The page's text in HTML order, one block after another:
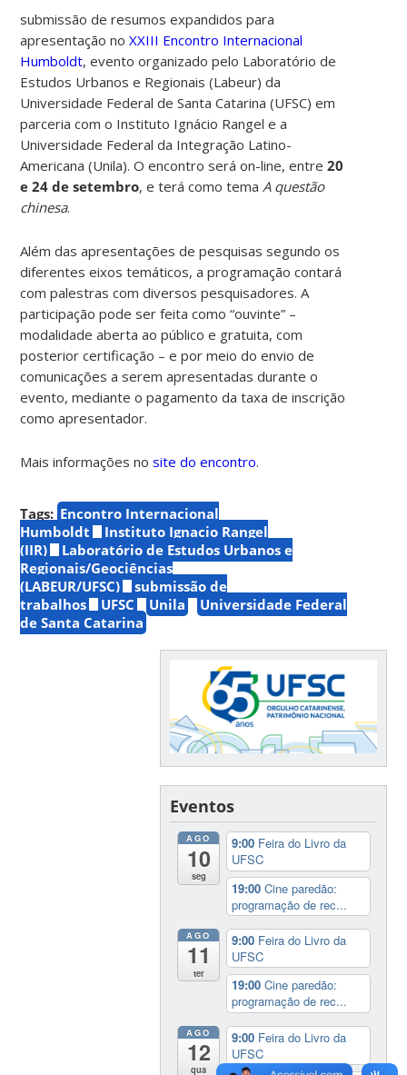
submissão de resumos expandidos para
apresentação noXXIII Encontro Internacional
Humboldt, evento organizado pelo Laboratório de
Estudos Urbanos e Regionais (Labeur) da
Universidade Federal de Santa Catarina (UFSC) em
parceria com o Instituto Ignácio Rangel e a
Universidade Federal da Integração Latino-
Americana (Unila).O encontro será on-line, entre20
e 24 de setembro, e terá como tema A questão
chinesa.
Além das apresentações de pesquisas segundo os
diferentes eixos temáticos, a programação contará
com palestras com diversos pesquisadores.A
participação pode ser feita como “ouvinte” –
modalidade aberta ao público e gratuita, com
posterior certificação – e por meio do envio de
comunicações a serem apresentadas durante o
evento, mediante o pagamento da taxa de inscrição
como apresentador.
Mais informações nosite do encontro.
Tags: Encontro Internacional
Humboldt
Instituto Ignacio Rangel
(IIR)
Laboratório de Estudos Urbanos e
Regionais/Geociências
(LABEUR/UFSC)
submissão de
trabalhos
UFSC Unila
Universidade Federal
de Santa Catarina
Eventos
AGO
10
seg
9:00 Feira do Livro da
UFSC
19:00Cine paredão:
programação de rec...
AGO
11
ter
9:00 Feira do Livro da
UFSC
19:00Cine paredão:
programação de rec...
AGO
12
qua
9:00 Feira do Livro da
UFSC